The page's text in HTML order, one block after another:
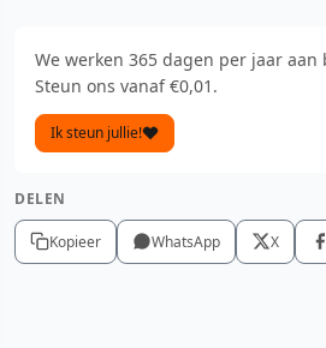
We werken 365 dagen per jaar
Steun ons vanaf €0,01.
Ik steun jullie!
DELEN
Kopieer WhatsApp X